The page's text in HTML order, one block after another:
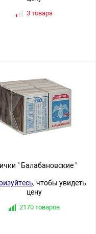
3 товара
" Балабановские "
, чтобы увидеть
цену
2170 товаров